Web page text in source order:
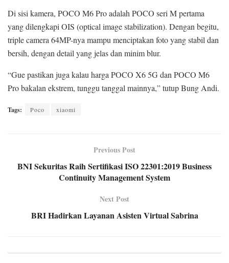
Di sisi kamera, POCO M6 Pro adalah POCO seri M pertama
yang dilengkapi OIS (optical image stabilization). Dengan begitu,
triple camera 64MP-nya mampu menciptakan foto yang stabil dan
bersih, dengan detail yang jelas dan minim blur.
“Gue pastikan juga kalau harga POCO X6 5G dan POCO M6
Pro bakalan ekstrem, tunggu tanggal mainnya,” tutup Bung Andi.
Tags: Poco xiaomi
Previous Post
BNI Sekuritas Raih Sertifikasi ISO 22301:2019 Business
Continuity Management System
Next Post
BRI Hadirkan Layanan Asisten Virtual Sabrina